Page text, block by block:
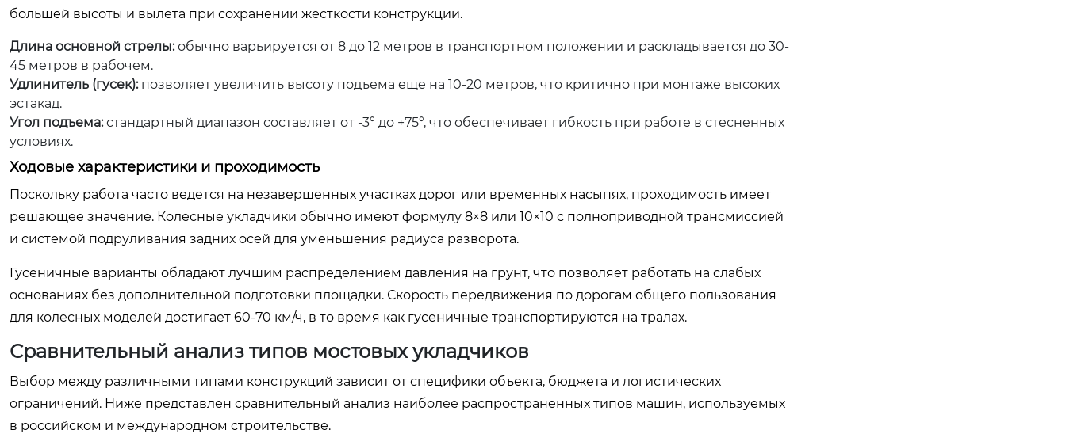
большей высоты и вылета при сохранении жесткости конструкции.
Длина основной стрелы:обычно варьируется от 8 до 12 метров в транспортном положении и раскладывается до 30-
45 метров в рабочем.
Удлинитель (гусек):позволяет увеличить высоту подъема еще на 10-20 метров, что критично при монтаже высоких
эстакад.
Угол подъема:стандартный диапазон составляет от -3° до +75°, что обеспечивает гибкость при работе в стесненных
условиях.
Ходовые характеристики и проходимость
Поскольку работа часто ведется на незавершенных участках дорог или временных насыпях, проходимость имеет
решающее значение. Колесные укладчики обычно имеют формулу 8×8 или 10×10 с полноприводной трансмиссией
и системой подруливания задних осей для уменьшения радиуса разворота.
Гусеничные варианты обладают лучшим распределением давления на грунт, что позволяет работать на слабых
основаниях без дополнительной подготовки площадки. Скорость передвижения по дорогам общего пользования
для колесных моделей достигает 60-70 км/ч, в то время как гусеничные транспортируются на тралах.
Сравнительный анализ типов мостовых укладчиков
Выбор между различными типами конструкций зависит от специфики объекта, бюджета и логистических
ограничений. Ниже представлен сравнительный анализ наиболее распространенных типов машин, используемых
в российском и международном строительстве.